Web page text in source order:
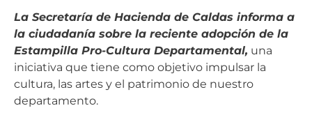
La Secretaría de Hacienda de Caldas informa a
la ciudadanía sobre la reciente adopción de la
Estampilla Pro-Cultura Departamental, una
iniciativa que tiene como objetivo impulsar la
cultura, las artes y el patrimonio de nuestro
departamento.